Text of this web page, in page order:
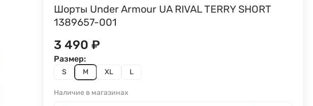
Шорты Under Armour UA RIVAL TERRY SHORT
1389657-001
3 490₽
S M XL L
Размер:
Наличие в магазинах